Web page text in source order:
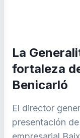
La
fortaleza
Benicarló
El director
presentación